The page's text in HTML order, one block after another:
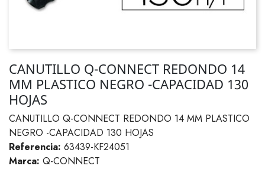
CANUTILLO Q-CONNECT REDONDO 14
MM PLASTICO NEGRO -CAPACIDAD 130
HOJAS
CANUTILLO Q-CONNECT REDONDO 14 MM PLASTICO
NEGRO -CAPACIDAD 130 HOJAS
Referencia: 63439-KF24051
Marca: Q-CONNECT